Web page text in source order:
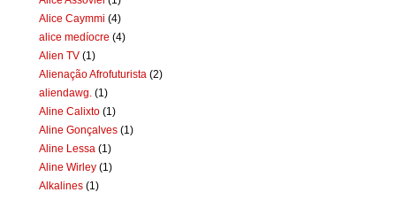
Alice Caymmi (4)
alice medíocre (4)
Alien TV (1)
Alienação Afrofuturista (2)
aliendawg. (1)
Aline Calixto (1)
Aline Gonçalves (1)
Aline Lessa (1)
Aline Wirley (1)
Alkalines (1)